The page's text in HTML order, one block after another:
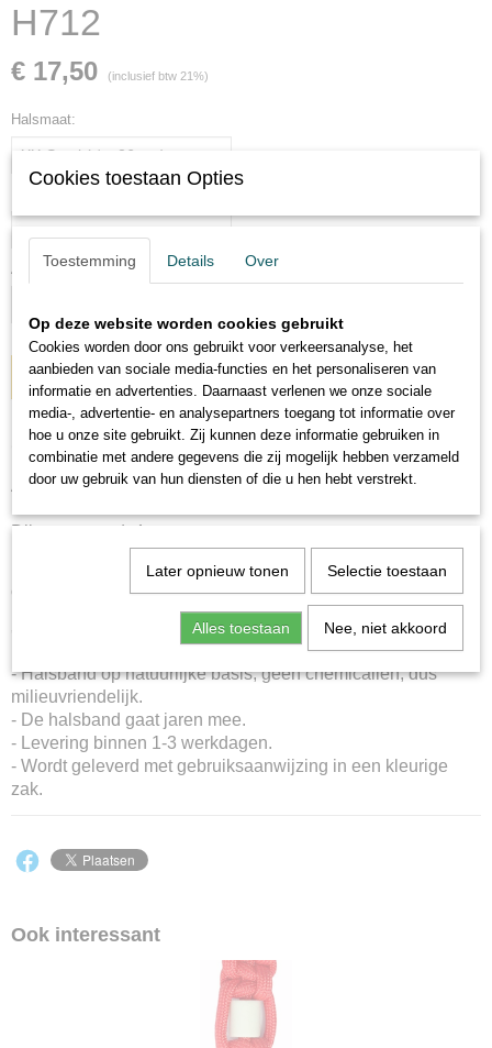
H712
€ 17,50 (inclusief btw 21%)
Halsmaat:
Precieze halsmaat (zonder extra ruimte opmeten!) in centimeters:
Aantal
IN WINKELWAGEN
Omschrijving
Anti-teken- en vlooienhalsband met EM-kralen.
Dikte paracord: 4 mm.
De halsband wordt standaard geleverd met een zwarte
cordlock en zwarte eindstoppers.
Heeft u bepaalde wensen laat het ons dan weten via het
contactformulier tekenhalsbanden
- Halsband op natuurlijke basis, géén chemicaliën, dus
milieuvriendelijk.
- De halsband gaat jaren mee.
- Levering binnen 1-3 werkdagen.
- Wordt geleverd met gebruiksaanwijzing in een kleurige
zak.
Ook interessant
Cookies toestaan Opties
Toestemming Details Over
Op deze website worden cookies gebruikt
Cookies worden door ons gebruikt voor verkeersanalyse, het
aanbieden van sociale media-functies en het personaliseren van
informatie en advertenties. Daarnaast verlenen we onze sociale
media-, advertentie- en analysepartners toegang tot informatie over
hoe u onze site gebruikt. Zij kunnen deze informatie gebruiken in
combinatie met andere gegevens die zij mogelijk hebben verzameld
door uw gebruik van hun diensten of die u hen hebt verstrekt.
Later opnieuw tonen Selectie toestaan
Alles toestaan Nee, niet akkoord